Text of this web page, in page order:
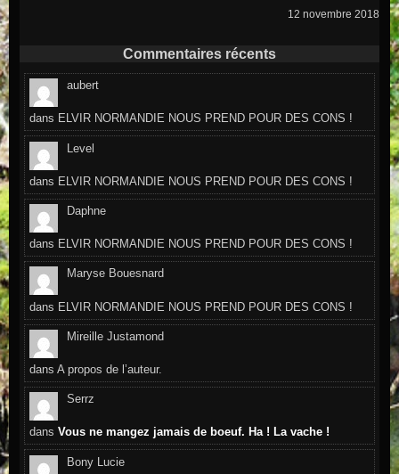
12 novembre 2018
Commentaires récents
aubert
dans ELVIR NORMANDIE NOUS PREND POUR DES CONS !
Level
dans ELVIR NORMANDIE NOUS PREND POUR DES CONS !
Daphne
dans ELVIR NORMANDIE NOUS PREND POUR DES CONS !
Maryse Bouesnard
dans ELVIR NORMANDIE NOUS PREND POUR DES CONS !
Mireille Justamond
dansA propos de l’auteur.
Serrz
dansVous ne mangez jamais de boeuf. Ha ! La vache !
Bony Lucie